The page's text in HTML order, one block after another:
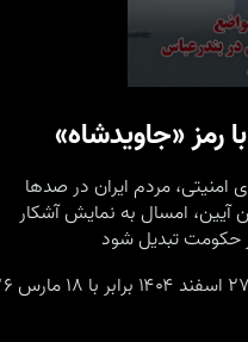
رمز «جاویدشاه»
امنیتی، مردم ایران در صدها
آیین، امسال به نمایش آشکار
حکومت تبدیل شود